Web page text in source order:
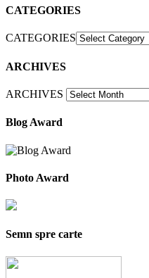
CATEGORIES
CATEGORIES
ARCHIVES
ARCHIVES
Blog Award
Photo Award
Semn spre carte